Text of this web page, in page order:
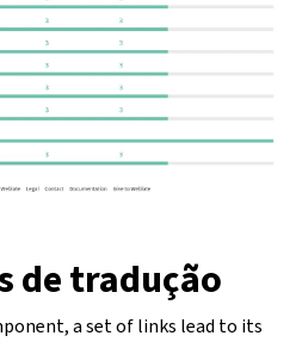
de tradução
a set of links lead to its